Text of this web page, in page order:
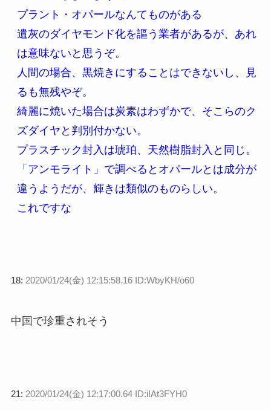
プラント・オパールなんてものがある
遺灰のダイヤモンド化を謳う業者があるが、あれ
は意味ないと思うぞ。
人間の場合、黒焼きにすることはできないし、見
るも無残やぞ。
綺麗に焼いた場合は炭素はわずかで、そこらのク
ズダイヤと判別付かない。
プラスチック封入は琥珀、天然樹脂封入と同じ。
「アンモライト」で調べるとオパールとは成分が
違うようだが、輝きは類似のものらしい。
これですな
18: 2020/01/24(金) 12:15:58.16 ID:WbyKH/o60
中国で珍重されそう
21: 2020/01/24(金) 12:17:00.64 ID:iIAt3FYH0